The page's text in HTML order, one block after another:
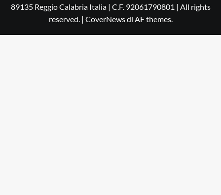
89135 Reggio Calabria Italia | C.F. 92061790801 | All rights
reserved. | CoverNewsdi AF themes.